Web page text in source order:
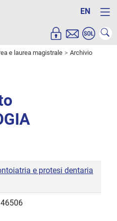
EN
e laurea magistrale
Archivio
e protesi dentaria